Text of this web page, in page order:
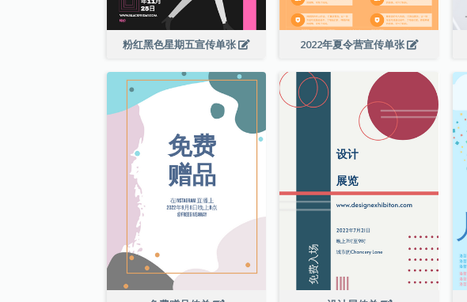
粉红黑色星期五宣传单张 2022年夏令营宣传单张